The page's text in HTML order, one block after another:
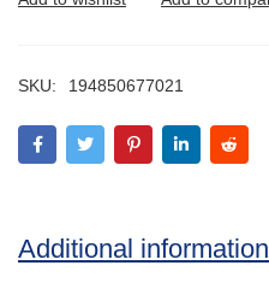
SKU: 194850677021
Additional information